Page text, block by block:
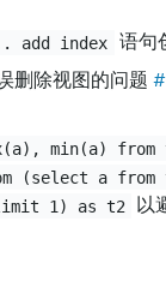
add index 语句
删除视图的问题
min(a) from
(select a
1) as t2
以